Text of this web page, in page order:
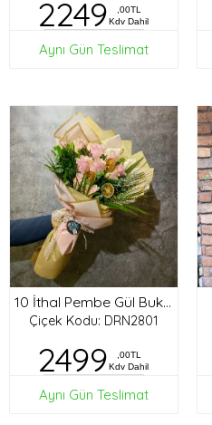
2249
,00TL
Kdv Dahil
Aynı Gün Teslimat
10 İthal Pembe Gül Buketi
Çiçek Kodu: DRN2801
2499
,00TL
Kdv Dahil
Aynı Gün Teslimat